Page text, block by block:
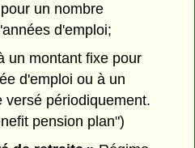
un nombre
d'emploi;
un montant fixe pour
d'emploi ou à un
versé périodiquement.
pension plan")